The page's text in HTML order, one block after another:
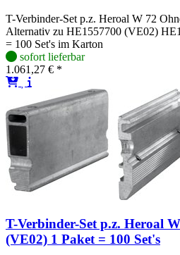
T-Verbinder-Set p.z. Heroal W 72
Alternativ zu HE1557700 (VE02)
= 100 Set's im Karton
sofort lieferbar
1.061,27 € *
T-Verbinder-Set p.z. Heroal
(VE02) 1 Paket = 100 Set's